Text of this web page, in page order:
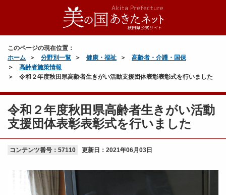
このページの現在位置：
ホーム
分野別一覧 健康・福祉
高齢者・介護・国保
高齢者施策情報
令和２年度秋田県高齢者生きがい活動支援団体表彰表彰式を行いました
令和２年度秋田県高齢者生きがい活動
支援団体表彰表彰式を行いました
コンテンツ番号：57110 更新日： 2021年06月03日